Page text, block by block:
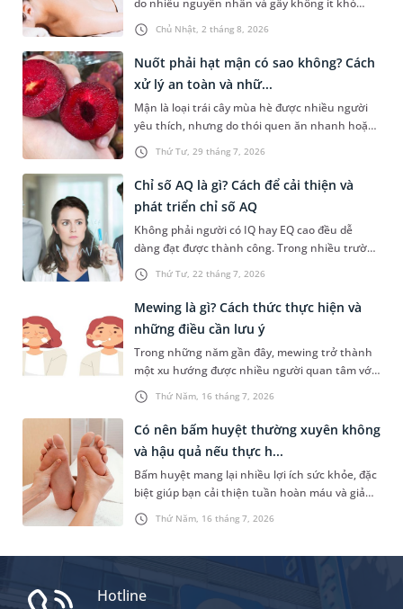
Chủ Nhật, 2 tháng 8, 2026
chịu. Bấm huyệt chữa nấc cụt là một trong
những phương pháp được nhiều người tìm
hiểu để hỗ trợ tình trạng này. Mời bạn cùng
tìm hiểu sâu hơn về phương pháp chữa nấc cụt
này trong bài viết dưới đây.
Thứ Tư, 29 tháng 7, 2026
Nuốt phải hạt mận có sao không? Cách
xử lý an toàn và nhữ...
Mận là loại trái cây mùa hè được nhiều người
yêu thích, nhưng do thói quen ăn nhanh hoặc
sơ suất, không ít người đã vô tình nuốt phải
hạt mận. Cấu tạo hạt mận thường cứng, có hai
đầu nhọn nên khi đi vào đường tiêu hóa rất dễ
gây ra tâm lý hoang mang, lo lắng cho người
gặp phải. Bài viết dưới đây sẽ giải đáp chi tiết
giúp bạn thắc mắc nuốt phải hạt mận có sao
không dưới góc nhìn y khoa và hướng dẫn cách
xử trí an toàn, kịp thời nhất.
Thứ Tư, 22 tháng 7, 2026
Chỉ số AQ là gì? Cách để cải thiện và
phát triển chỉ số AQ
Không phải người có IQ hay EQ cao đều dễ
dàng đạt được thành công. Trong nhiều trường
hợp, khả năng đứng vững trước áp lực, thích
nghi với nghịch cảnh và không bỏ cuộc mới là
yếu tố tạo nên sự khác biệt. Đây cũng chính là
điều được phản ánh qua chỉ số AQ. Vậy chỉ số
AQ là gì, được xác định ra sao và làm thế nào để
cải thiện chỉ số này? Hãy cùng tìm hiểu trong
bài viết dưới đây.
Thứ Năm, 16 tháng 7, 2026
Mewing là gì? Cách thức thực hiện và
những điều cần lưu ý
Trong những năm gần đây, mewing trở thành
một xu hướng được nhiều người quan tâm với
mục tiêu cải thiện đường nét khuôn mặt mà
không cần phẫu thuật. Vậy mewing là gì, hiệu
quả thực tế ra sao và cần lưu ý những gì để hạn
chế nguy cơ ảnh hưởng đến sức khỏe răng
hàm mặt?
Thứ Năm, 16 tháng 7, 2026
Có nên bấm huyệt thường xuyên không
và hậu quả nếu thực h...
Bấm huyệt mang lại nhiều lợi ích sức khỏe, đặc
biệt giúp bạn cải thiện tuần hoàn máu và giảm
căng thẳng hiệu quả. Do đó, rất nhiều người đã
lựa chọn phương pháp chăm sóc sức khỏe tự
người quan tâm là có nên bấm huyệt thường
nào là hợp lý. Dưới đây là câu trả lời cụ thể.
Hotline